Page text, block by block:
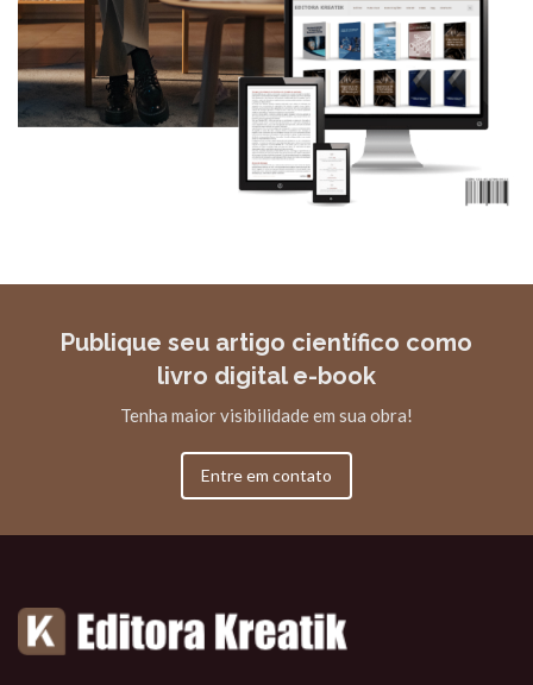
Publique seu artigo científico como
livro digital e-book
Tenha maior visibilidade em sua obra!
Entre em contato